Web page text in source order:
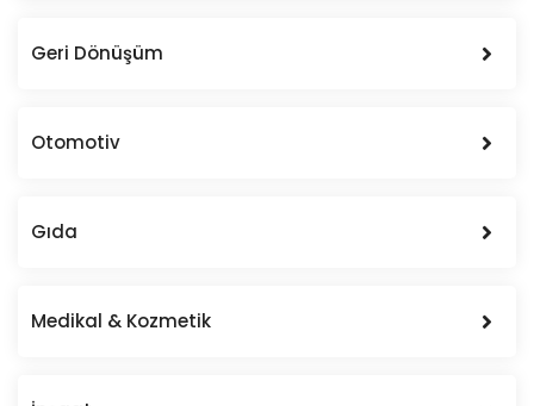
Geri Dönüşüm
Otomotiv
Gıda
Medikal & Kozmetik